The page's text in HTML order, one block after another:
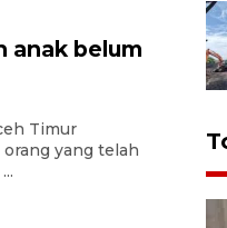
anak belum
Timur
yang telah